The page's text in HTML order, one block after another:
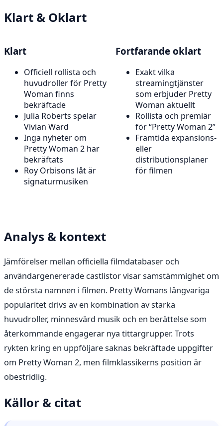
Klart & Oklart
Klart
Officiell rollista och
huvudroller för Pretty
Woman finns
bekräftade
Julia Roberts spelar
Vivian Ward
Inga nyheter om
Pretty Woman 2 har
bekräftats
Roy Orbisons låt är
signaturmusiken
Fortfarande oklart
Exakt vilka
streamingtjänster
som erbjuder Pretty
Woman aktuellt
Rollista och premiär
för “Pretty Woman 2”
Framtida expansions-
eller
distributionsplaner
för filmen
Analys & kontext
Jämförelser mellan officiella filmdatabaser och
användargenererade castlistor visar samstämmighet om
de största namnen i filmen. Pretty Womans långvariga
popularitet drivs av en kombination av starka
huvudroller, minnesvärd musik och en berättelse som
återkommande engagerar nya tittargrupper. Trots
rykten kring en uppföljare saknas bekräftade uppgifter
om Pretty Woman 2, men filmklassikerns position är
obestridlig.
Källor & citat